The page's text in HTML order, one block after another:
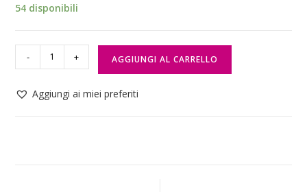
54 disponibili
- + AGGIUNGI AL CARRELLO
Aggiungi ai miei preferiti